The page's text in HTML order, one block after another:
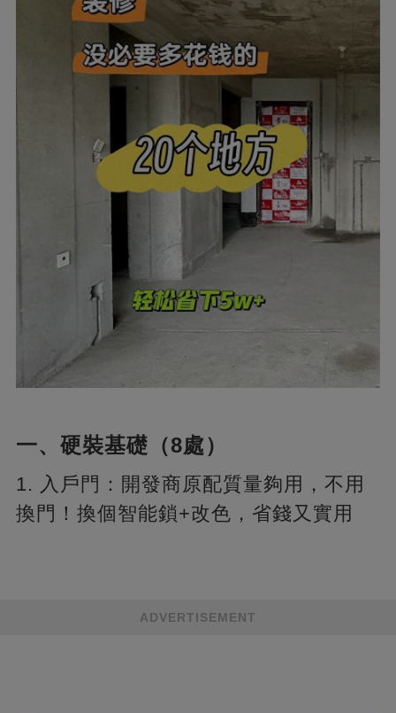
一、硬裝基礎（8處）
1. 入戶門：開發商原配質量夠用，不用
換門！換個智能鎖+改色，省錢又實用
ADVERTISEMENT